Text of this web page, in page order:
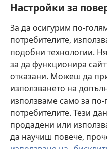
Настройки за
За да осигурим по-
потребителите,
подобни технологии.
за да функционира
отказани. Можеш да
използването на
използваме само за
потребителите. Тези
продадени или
да научиш повече,
Дарения
нов
прозорец)ОНЛАЙН БИБЛИОТЕКА
(отваря
нов
прозорец)
JW Hub
(отваря
нов
прозорец)JW Library
Watchtower Library ®